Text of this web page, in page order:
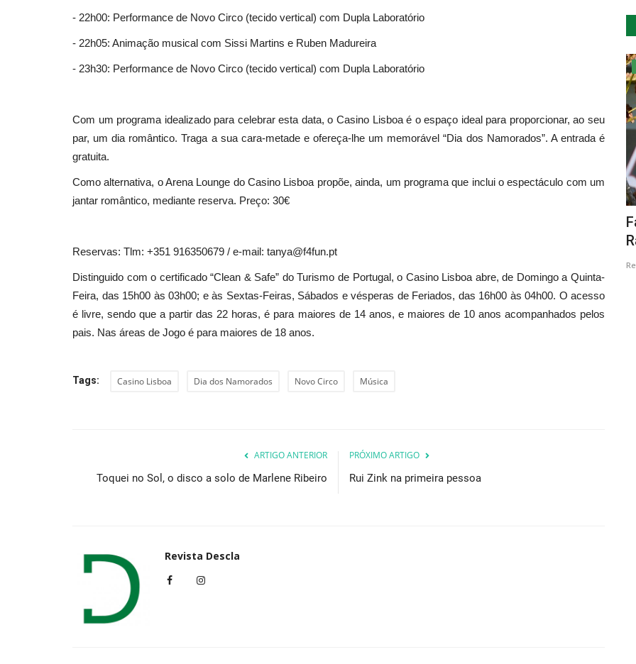
- 22h00: Performance de Novo Circo (tecido vertical) com Dupla Laboratório
- 22h05: Animação musical com Sissi Martins e Ruben Madureira
- 23h30: Performance de Novo Circo (tecido vertical) com Dupla Laboratório
Com um programa idealizado para celebrar esta data, o Casino Lisboa é o espaço ideal para proporcionar, ao seu
par, um dia romântico. Traga a sua cara-metade e ofereça-lhe um memorável “Dia dos Namorados”. A entrada é
gratuita.
Como alternativa, o Arena Lounge do Casino Lisboa propõe, ainda, um programa que inclui o espectáculo com um
jantar romântico, mediante reserva. Preço: 30€
Reservas: Tlm: +351 916350679 / e-mail: tanya@f4fun.pt
Distinguido com o certificado “Clean & Safe” do Turismo de Portugal, o Casino Lisboa abre, de Domingo a Quinta-
Feira, das 15h00 às 03h00; e às Sextas-Feiras, Sábados e vésperas de Feriados, das 16h00 às 04h00. O acesso
é livre, sendo que a partir das 22 horas, é para maiores de 14 anos, e maiores de 10 anos acompanhados pelos
pais. Nas áreas de Jogo é para maiores de 18 anos.
Tags: Casino Lisboa Dia dos Namorados Novo Circo Música
ARTIGO ANTERIOR
Toquei no Sol, o disco a solo de Marlene Ribeiro
PRÓXIMO ARTIGO
Rui Zink na primeira pessoa
Revista Descla
Cultura Cultura